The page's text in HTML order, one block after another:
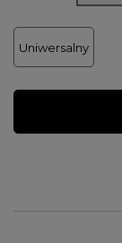
Uniwersalny